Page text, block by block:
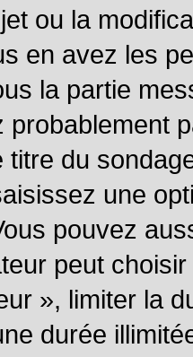
ou la
en avez les
la partie
probablement
titre du
une
pouvez
peut
», limiter la
durée